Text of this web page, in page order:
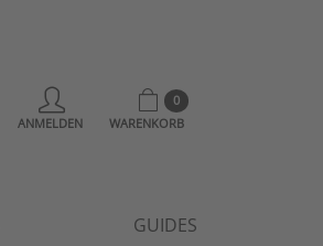
ANMELDEN
0
WARENKORB
GUIDES